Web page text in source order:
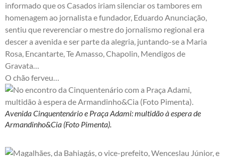
informado que os Casados iriam silenciar os tambores em
homenagem ao jornalista e fundador, Eduardo Anunciação,
sentiu que reverenciar o mestre do jornalismo regional era
descer a avenida e ser parte da alegria, juntando-se a Maria
Rosa, Encantarte, Te Amasso, Chapolin, Mendigos de
Gravata…
O chão ferveu…
Avenida Cinquentenário e Praça Adami: multidão à espera de
Armandinho&Cia (Foto Pimenta).